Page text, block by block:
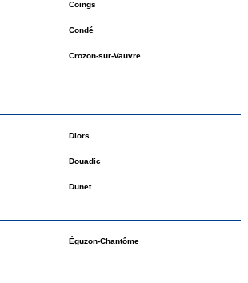
Coings
Condé
Crozon-sur-Vauvre
Diors
Douadic
Dunet
Éguzon-Chantôme